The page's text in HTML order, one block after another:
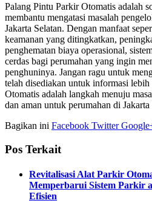
Palang Pintu Parkir Otomatis adalah
membantu mengatasi masalah
Jakarta Selatan. Dengan manfaat
keamanan yang ditingkatkan,
penghematan biaya operasional,
cerdas bagi perumahan yang ingin
penghuninya. Jangan ragu untuk
telah disediakan untuk informasi
Otomatis adalah langkah menuju
dan aman untuk perumahan di Jakarta
Bagikan ini Facebook Twitter
Pos Terkait
Revitalisasi Alat Parkir
Memperbarui Sistem Parkir
Efisien